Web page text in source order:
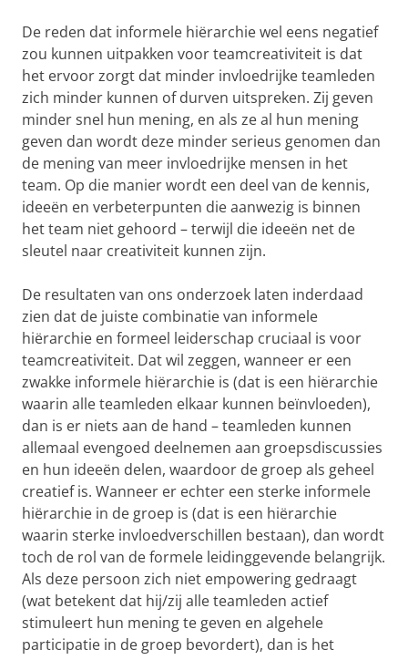
De reden dat informele hiërarchie wel eens negatief
zou kunnen uitpakken voor teamcreativiteit is dat
het ervoor zorgt dat minder invloedrijke teamleden
zich minder kunnen of durven uitspreken. Zij geven
minder snel hun mening, en als ze al hun mening
geven dan wordt deze minder serieus genomen dan
de mening van meer invloedrijke mensen in het
team. Op die manier wordt een deel van de kennis,
ideeën en verbeterpunten die aanwezig is binnen
het team niet gehoord – terwijl die ideeën net de
sleutel naar creativiteit kunnen zijn.
De resultaten van ons onderzoek laten inderdaad
zien dat de juiste combinatie van informele
hiërarchie en formeel leiderschap cruciaal is voor
teamcreativiteit. Dat wil zeggen, wanneer er een
zwakke informele hiërarchie is (dat is een hiërarchie
waarin alle teamleden elkaar kunnen beïnvloeden),
dan is er niets aan de hand – teamleden kunnen
allemaal evengoed deelnemen aan groepsdiscussies
en hun ideeën delen, waardoor de groep als geheel
creatief is. Wanneer er echter een sterke informele
hiërarchie in de groep is (dat is een hiërarchie
waarin sterke invloedverschillen bestaan), dan wordt
toch de rol van de formele leidinggevende belangrijk.
Als deze persoon zich niet empowering gedraagt
(wat betekent dat hij/zij alle teamleden actief
stimuleert hun mening te geven en algehele
participatie in de groep bevordert), dan is het